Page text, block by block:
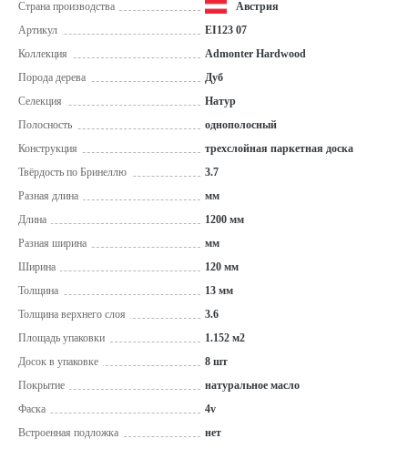
Страна производства
Австрия
Артикул
EI123 07
Коллекция
Admonter Hardwood
Порода дерева
Дуб
Селекция
Натур
Полосность
однополосный
Конструкция
трехслойная паркетная доска
Твёрдость по Бринеллю
3.7
Разная длина
мм
Длина
1200 мм
Разная ширина
мм
Ширина
120 мм
Толщина
13 мм
Толщина верхнего слоя
3.6
Площадь упаковки
1.152 м2
Досок в упаковке
8 шт
Покрытие
натуральное масло
Фаска
4v
Встроенная подложка
нет